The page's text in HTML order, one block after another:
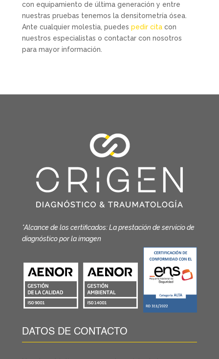
con equipamiento de última generación y entre
nuestras pruebas tenemos la densitometría ósea.
Ante cualquier molestia, puedes pedir citacon
nuestros especialistas o contactar con nosotros
para mayor información.
*Alcance de los certificados: La prestación de servicio de
diagnóstico por la imagen
DATOS DE CONTACTO